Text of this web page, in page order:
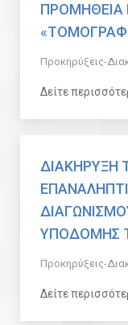
Προκηρύξεις-
Δείτε
ΔΙΑΚΗΡΥΞΗ
ΥΠΟΔΟΜΗΣ
Προκηρύξεις-
Δείτε